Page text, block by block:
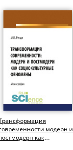
модерн и
как